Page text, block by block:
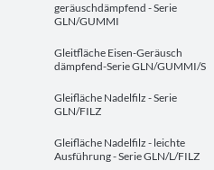
geräuschdämpfend - Serie
GLN/GUMMI
Gleitfläche Eisen-Geräusch
dämpfend-Serie GLN/GUMMI/S
Gleifläche Nadelfilz - Serie
GLN/FILZ
Gleifläche Nadelfilz - leichte
Ausführung - Serie GLN/L/FILZ